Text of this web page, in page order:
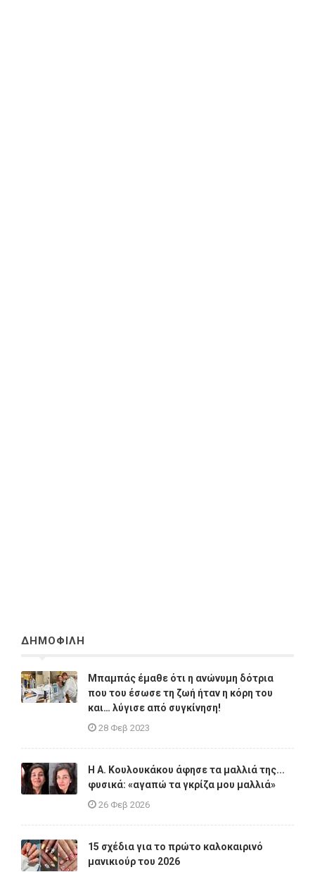
ΔΗΜΟΦΙΛΗ
Μπαμπάς έμαθε ότι η ανώνυμη δότρια
που του έσωσε τη ζωή ήταν η κόρη του
και… λύγισε από συγκίνηση!
28 Φεβ 2023
Η A. Κουλουκάκου άφησε τα μαλλιά της...
φυσικά: «αγαπώ τα γκρίζα μου μαλλιά»
26 Φεβ 2026
15 σχέδια για το πρώτο καλοκαιρινό
μανικιούρ του 2026